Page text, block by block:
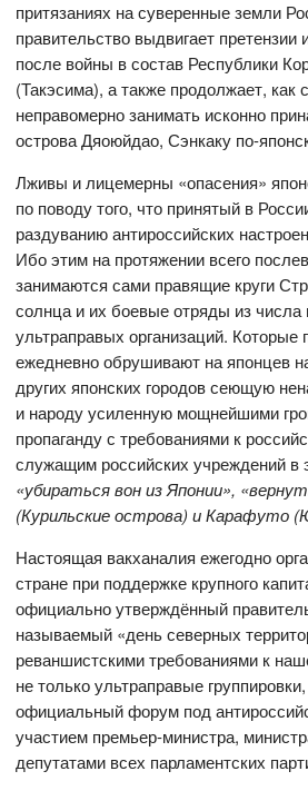
притязаниях на суверенные земли
правительство выдвигает
после войны в состав Республики
(Такэсима), а также продолжает, как
неправомерно занимать исконно
острова Дяоюйдао, Сэнкаку по-
Лживы и лицемерны «опасения»
по поводу того, что принятый в
раздуванию антироссийских
Ибо этим на протяжении всего
занимаются сами правящие круги
солнца и их боевые отряды из
ультраправых организаций. Которые
ежедневно обрушивают на японцев
других японских городов сеющую
и народу усиленную мощнейшими
пропаганду с требованиями к
служащим российских учреждений в
«убираться вон из Японии»,
(Курильские острова) и Карафуто
Настоящая вакханалия ежегодно
стране при поддержке крупного
официально утверждённый
называемый «день северных
реваншистскими требованиями к
не только ультраправые
официальный форум под
участием премьер-министра,
депутатами всех парламентских